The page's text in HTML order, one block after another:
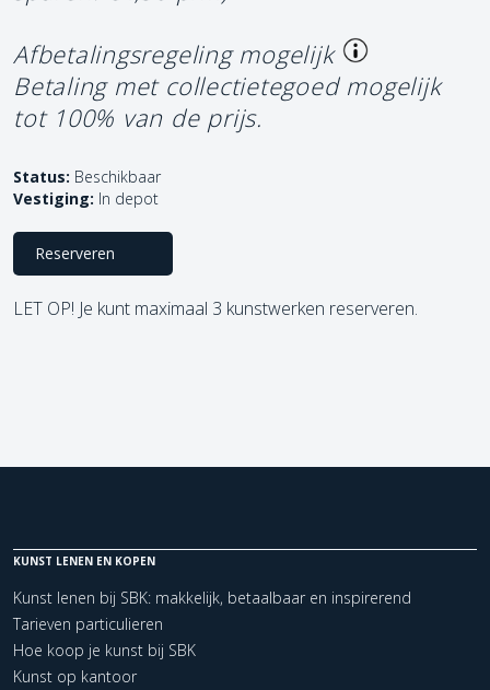
Afbetalingsregeling mogelijk
Betaling met collectietegoed mogelijk
tot 100% van de prijs.
Status: Beschikbaar
Vestiging: In depot
Reserveren
LET OP! Je kunt maximaal 3 kunstwerken reserveren.
KUNST LENEN EN KOPEN
Kunst lenen bij SBK: makkelijk, betaalbaar en inspirerend
Tarieven particulieren
Hoe koop je kunst bij SBK
Kunst op kantoor